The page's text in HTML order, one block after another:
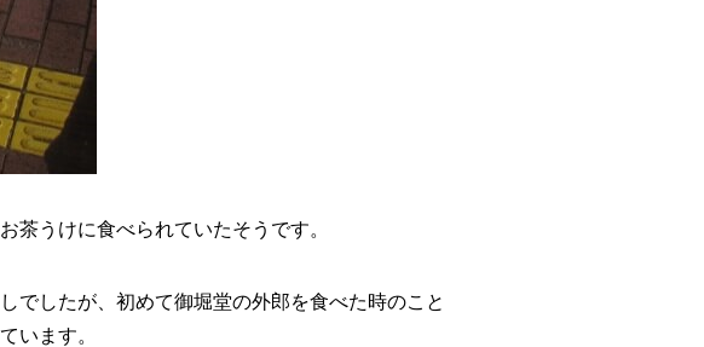
茶うけに食べられていたそうです。
でしたが、初めて御堀堂の外郎を食べた時のこと
います。